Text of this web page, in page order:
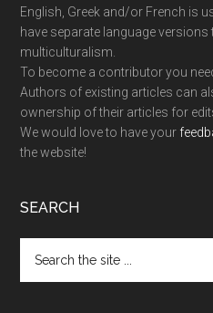
English, Greek and/or French is
have separate language
multiculturalism.
To become a contributor you
Authors of existing articles can
ownership of their articles for
We would love to have your
the website!
SEARCH
the